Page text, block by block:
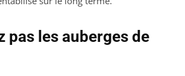
pas les auberges de